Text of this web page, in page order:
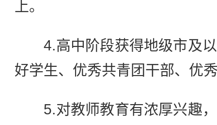
上。
4.高中阶段获得地级市及以
好学生、优秀共青团干部、优
5.对教师教育有浓厚兴趣，